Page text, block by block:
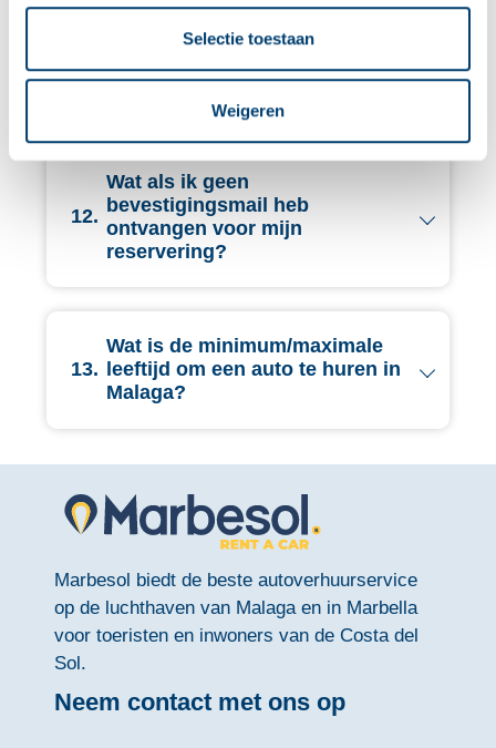
Selectie toestaan
Weigeren
Kan ik de reservering van mijn
annuleren?
12.
Wat als ik geen
bevestigingsmail heb
ontvangen voor mijn
reservering?
13.
Wat is de minimum/maximale
leeftijd om een auto te huren in
Malaga?
Marbesol biedt de beste autoverhuurservice
op de luchthaven van Malaga en in Marbella
voor toeristen en inwoners van de Costa del
Sol.
Neem contact met ons op